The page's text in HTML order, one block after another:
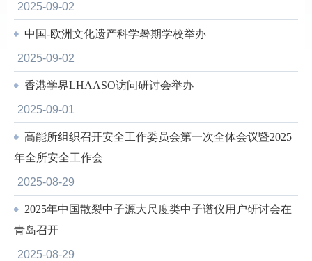
2025-09-02
中国-欧洲文化遗产科学暑期学校举办
2025-09-02
香港学界LHAASO访问研讨会举办
2025-09-01
高能所组织召开安全工作委员会第一次全体会议暨2025
年全所安全工作会
2025-08-29
2025年中国散裂中子源大尺度类中子谱仪用户研讨会在
青岛召开
2025-08-29